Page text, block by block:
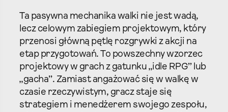
Ta pasywna mechanika walki nie jest wadą,
lecz celowym zabiegiem projektowym, który
przenosi główną pętlę rozgrywki z akcji na
etap przygotowań. To powszechny wzorzec
projektowy w grach z gatunku „idle RPG” lub
„gacha”. Zamiast angażować się w walkę w
czasie rzeczywistym, gracz staje się
strategiem i menedżerem swojego zespołu,